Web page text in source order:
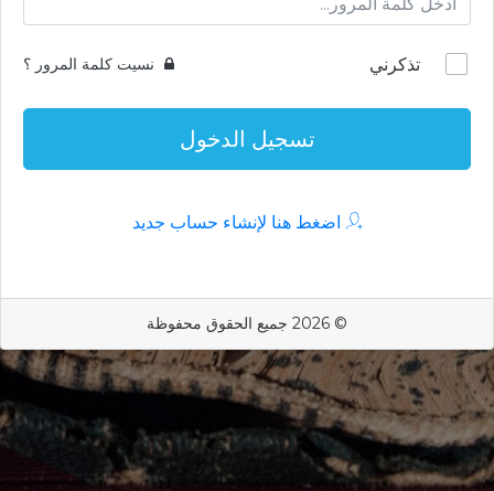
تذكرني نسيت كلمة المرور ؟
تسجيل الدخول
اضغط هنا لإنشاء حساب جديد
© 2026 جميع الحقوق محفوظة